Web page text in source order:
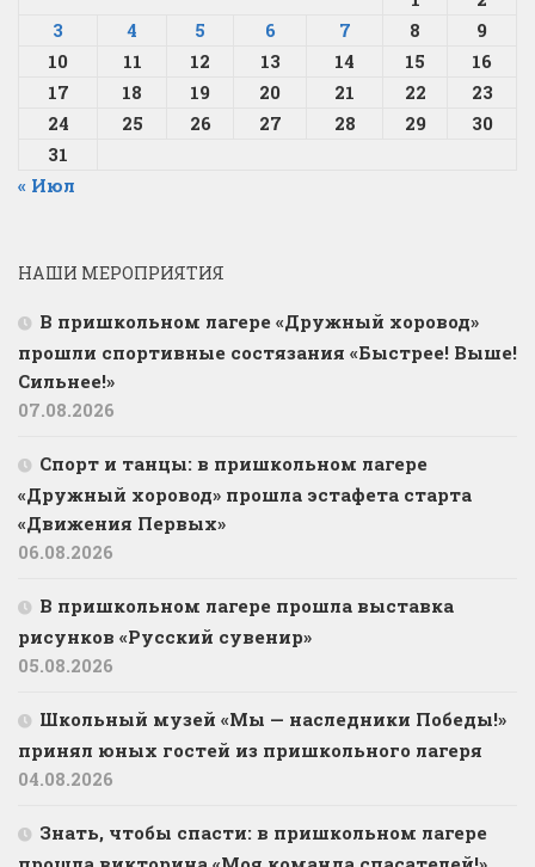
3
4 5 6 7 8
9
10
11 12 13 14 15
16
17
18 19 20 21 22
23
24
25 26 27 28 29
30
31
« Июл
НАШИ МЕРОПРИЯТИЯ
В пришкольном лагере «Дружный хоровод»
прошли спортивные состязания «Быстрее! Выше!
Сильнее!»
07.08.2026
Спорт и танцы: в пришкольном лагере
«Дружный хоровод» прошла эстафета старта
«Движения Первых»
06.08.2026
В пришкольном лагере прошла выставка
рисунков «Русский сувенир»
05.08.2026
Школьный музей «Мы — наследники Победы!»
принял юных гостей из пришкольного лагеря
04.08.2026
Знать, чтобы спасти: в пришкольном лагере